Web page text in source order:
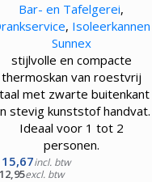
Bar- en Tafelgerei,
, Isoleerkannen
Sunnex
stijlvolle en compacte
thermoskan van roestvrij
met zwarte buitenkant
stevig kunststof handvat.
Ideaal voor 1 tot 2
personen.
incl. btw
excl. btw